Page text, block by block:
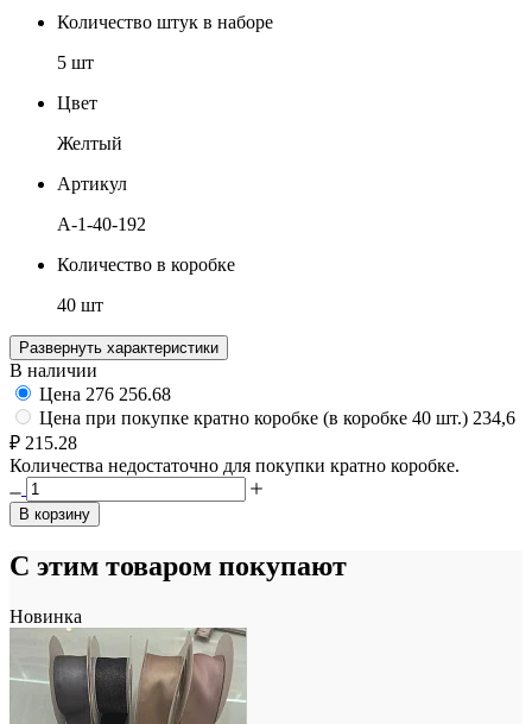
Количество штук в наборе
5 шт
Цвет
Желтый
Артикул
A-1-40-192
Количество в коробке
40 шт
Развернуть характеристики
В наличии
Цена 276 256.68
Цена при покупке кратно коробке (в коробке 40 шт.) 234,6
₽ 215.28
Количества недостаточно для покупки кратно коробке.
В корзину
С этим товаром покупают
Новинка